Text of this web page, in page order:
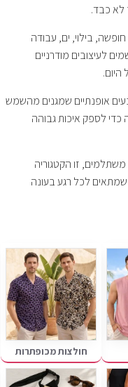
לא כבד.
בילוי, ים, עבודה
לעיצובים מודרניים
אופנתיים שמגנים מהשמש
לספק איכות גבוהה
זו הקטגוריה
שמתאים לכל רגע בעונה
חולצות מכופתרות